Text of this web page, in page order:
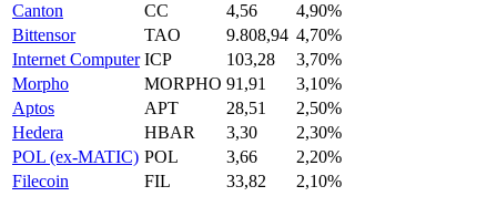
Canton
CC 4,56
4,90%
Bittensor
TAO 9.808,94 4,70%
Internet Computer ICP 103,28
3,70%
Morpho
MORPHO 91,91
3,10%
Aptos
APT 28,51
2,50%
Hedera
HBAR 3,30
2,30%
POL (ex-MATIC) POL 3,66
2,20%
Filecoin
FIL 33,82 2,10%